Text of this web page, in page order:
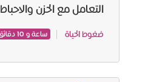
التعامل مع الحزن والاحباط
ضغوط الحياة ساعة و 10 دقائق